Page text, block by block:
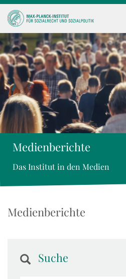
Medienberichte
Das Institut in den Medien
Medienberichte
Suche